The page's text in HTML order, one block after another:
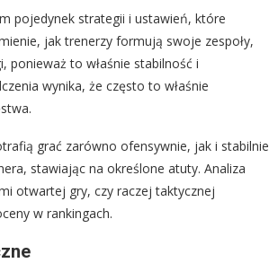
pojedynek strategii i ustawień, które
jak trenerzy formują swoje zespoły,
ponieważ to właśnie stabilność i
wynika, że często to właśnie
grać zarówno ofensywnie, jak i stabilnie
stawiając na określone atuty. Analiza
otwartej gry, czy raczej taktycznej
w rankingach.